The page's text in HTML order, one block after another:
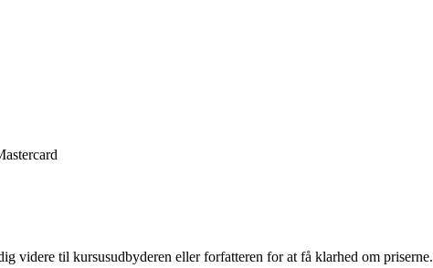
videre til kursusudbyderen eller forfatteren for at få klarhed om priserne.